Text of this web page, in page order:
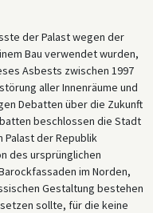
der Palast wegen der
Bau verwendet wurden,
Asbests zwischen 1997
aller Innenräume und
Debatten über die Zukunft
beschlossen die Stadt
Palast der Republik
des ursprünglichen
im Norden,
Gestaltung bestehen
sollte, für die keine